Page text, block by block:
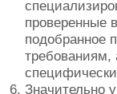
проверенные
подобранное
требованиям,
Значительно